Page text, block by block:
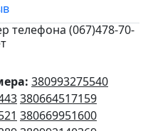
телефона (067)478-70-
380993275540
380664517159
380669951600